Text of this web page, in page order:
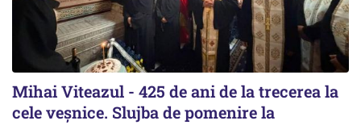
Mihai Viteazul - 425 de ani de la trecerea la
cele veșnice. Slujba de pomenire la